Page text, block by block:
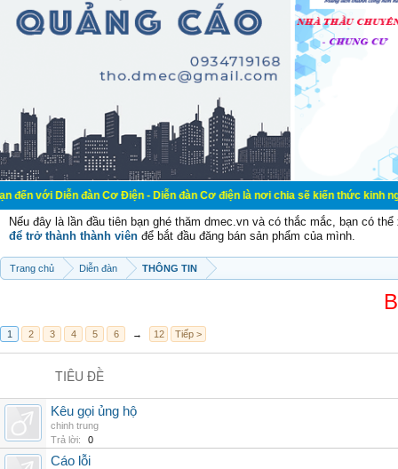
đàn Cơ Điện - Diễn đàn Cơ điện là nơi chia sẽ kiến thức kinh nghiệm
Nếu đây là lần đầu tiên bạn ghé thăm dmec.vn và có thắc mắc, bạn có
để trở thành thành viên để bắt đầu đăng bán sản phẩm của mình.
Trang chủ Diễn đàn THÔNG TIN
1 2 3 4 5 6 → 12 Tiếp >
TIÊU ĐỀ
Kêu gọi ủng hộ
chinh trung
Trả lời:
0
Cáo lỗi